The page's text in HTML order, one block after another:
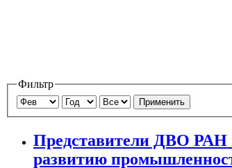
Фильтр
Применить
Представители ДВО РАН
развитию